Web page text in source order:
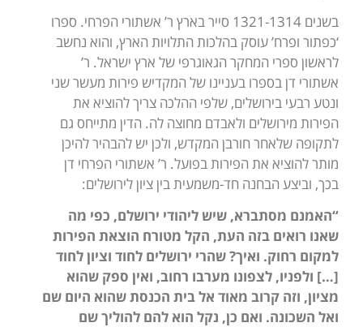
בשנים 1321-1314 סייר בארץ ר’ אשתורי הפרחי. ספרו
‘כפתור ופרח’ עוסק בהלכות התלויות הארץ, והוא נחשב
לראשון ספרי המחקר הגאוגרפי של ארץ ישראל. ר’
אשתורי דן בספרו בעניינו של המקדיש פירות מעשר שני
ונטע רבעי בירושלים, שלפי ההלכה צריך להוציא את
הפירות מירושלים ולאבדם מחוצה לה. הדין מתייחס גם
לתקופה שלאחר חורבן המקדש, ולכן יש להבהיר להיכן
מותר להוציא את הפירות בפועל. ר’ אשתורי הפרחי דן
בכך, וביצע הבחנה חד-משמעית בין ציון לירושלים:
“האמנם מסתברא, שיש ליהודי ירושלם, כפי מה
שאנו רואים בזה העת, הקל מטורח הוצאת הפירות
למקום רחוק. ואיך? שהרי ירושלים לחוד וציון לחוד
[…] ולפניו, לצפונו מערבו רחוב, ואין ספק שהוא
מציון, וזה קרוב מאוד אל בית הכנסת שהוא היום שם
ואל השכונה. ואם כן, נקל הוא להם להוליך שם